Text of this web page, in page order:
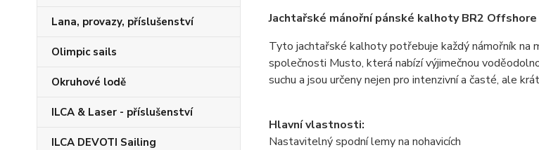
Lana, provazy, příslušenství
Olimpic sails
Okruhové lodě
ILCA & Laser - příslušenství
ILCA DEVOTI Sailing
Jachtařské mánořní pánské kalhoty BR2 Offshore
Tyto jachtařské kalhoty potřebuje každý námořník na
společnosti Musto, která nabízí výjimečnou
suchu a jsou určeny nejen pro intenzivní a časté, ale
Hlavní vlastnosti:
Nastavitelný spodní lemy na nohavicích